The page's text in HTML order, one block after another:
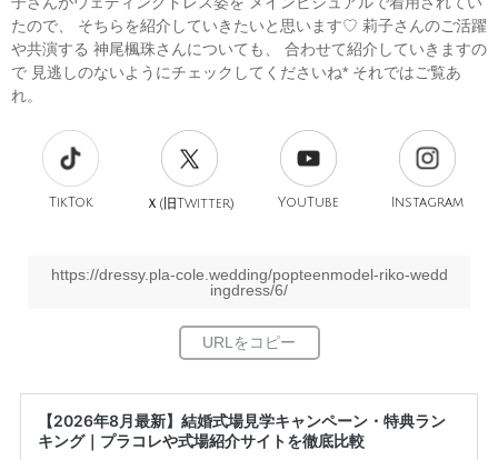
たので、 そちらを紹介していきたいと思います♡ 莉子さんのご活躍
や共演する 神尾楓珠さんについても、 合わせて紹介していきますの
で 見逃しのないようにチェックしてくださいね* それではご覧あ
れ。
TikTok Ｘ(旧Twitter) YouTube Instagram
https://dressy.pla-cole.wedding/popteenmodel-riko-wedd
ingdress/6/
【2026年8月最新】結婚式場見学キャンペーン・特典ラン
キング｜プラコレや式場紹介サイトを徹底比較